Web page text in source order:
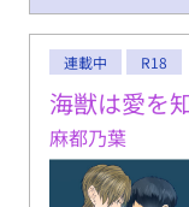
連載中 R18
海獣は愛を
麻都乃葉